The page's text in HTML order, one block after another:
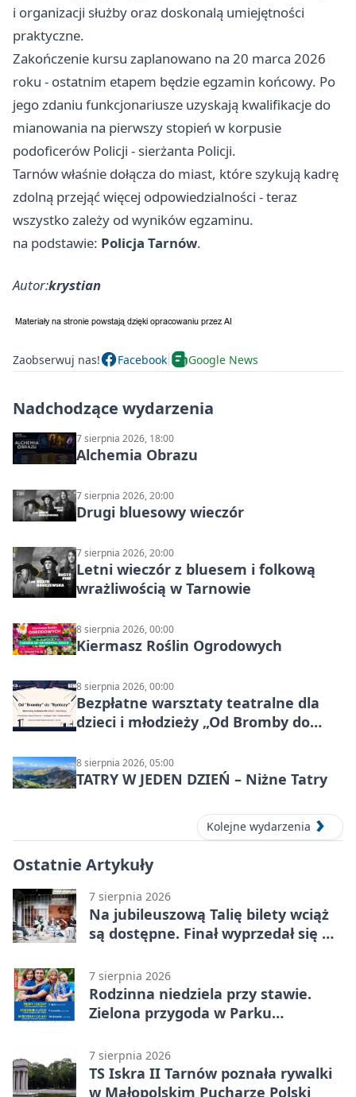
i organizacji służby oraz doskonalą umiejętności
praktyczne.
Zakończenie kursu zaplanowano na 20 marca 2026
roku - ostatnim etapem będzie egzamin końcowy. Po
jego zdaniu funkcjonariusze uzyskają kwalifikacje do
mianowania na pierwszy stopień w korpusie
podoficerów Policji - sierżanta Policji.
Tarnów właśnie dołącza do miast, które szykują kadrę
zdolną przejąć więcej odpowiedzialności - teraz
wszystko zależy od wyników egzaminu.
na podstawie: Policja Tarnów.
Autor:krystian
Zaobserwuj nas! Facebook Google News
Nadchodzące wydarzenia
7 sierpnia 2026, 18:00
Alchemia Obrazu
7 sierpnia 2026, 20:00
Drugi bluesowy wieczór
7 sierpnia 2026, 20:00
Letni wieczór z bluesem i folkową
wrażliwością w Tarnowie
8 sierpnia 2026, 00:00
Kiermasz Roślin Ogrodowych
8 sierpnia 2026, 00:00
Bezpłatne warsztaty teatralne dla
dzieci i młodzieży „Od Bromby do
8 sierpnia 2026, 05:00
TATRY W JEDEN DZIEŃ – Niżne Tatry
Kolejne wydarzenia
Ostatnie Artykuły
7 sierpnia 2026
Na jubileuszową Talię bilety wciąż
są dostępne. Finał wyprzedał się w
7 sierpnia 2026
Rodzinna niedziela przy stawie.
Zielona przygoda w Parku
7 sierpnia 2026
TS Iskra II Tarnów poznała rywalki
w Małopolskim Pucharze Polski